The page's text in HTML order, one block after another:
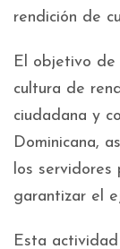
rendición de
El objetivo de
cultura de
ciudadana y
Dominicana,
los servidores
garantizar el
Esta